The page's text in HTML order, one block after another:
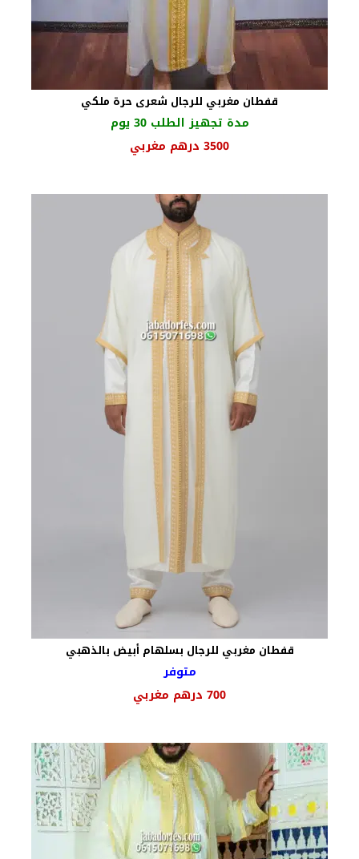
قفطان مغربي للرجال شعرى حرة ملكي
مدة تجهيز الطلب 30 يوم
3500 درهم مغربي
قفطان مغربي للرجال بسلهام أبيض بالذهبي
متوفر
السعر
850 درهم
مغربي.
700 درهم مغربي
700 درهم
مغربي.